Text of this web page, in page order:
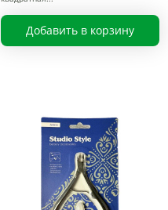
Добавить в корзину